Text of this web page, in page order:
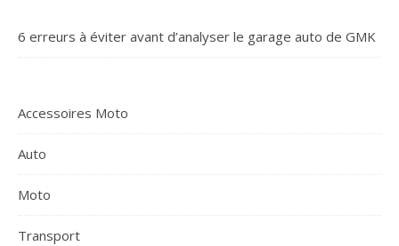
6 erreurs à éviter avant d’analyser le garage auto de GMK
Accessoires Moto
Auto
Moto
Transport